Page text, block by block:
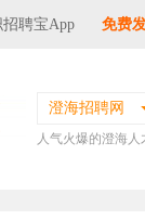
招聘宝App 免费
澄海招聘网
人气火爆的澄海人